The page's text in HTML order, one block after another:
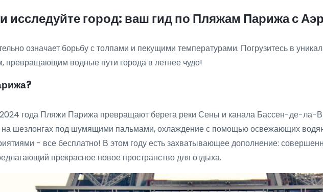
исследуйте город: ваш гид по Пляжам Парижа с
означает борьбу с толпами и пекущими температурами. Погрузитесь в
превращающим водные пути города в летнее чудо!
года Пляжи Парижа превращают берега реки Сены и канала Бассен-де-ла-
на шезлонгах под шумящими пальмами, охлаждение с помощью освежающих
- все бесплатно! В этом году есть захватывающее дополнение:
прекрасное новое пространство для отдыха.